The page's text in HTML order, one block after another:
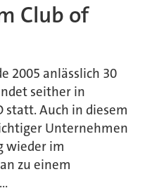
Club of
2005 anlässlich 30
seither in
statt. Auch in diesem
Unternehmen
wieder im
zu einem